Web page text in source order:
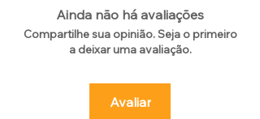
Reduzir o risco de doenças
cardiovasculares
A Castanha da Índia e a
propriedades anti-inflamatórias
que podem ajudar a reduzir o
Ainda não há avaliações
Compartilhe sua opinião. Seja o primeiro
a deixar uma avaliação.
Avaliar